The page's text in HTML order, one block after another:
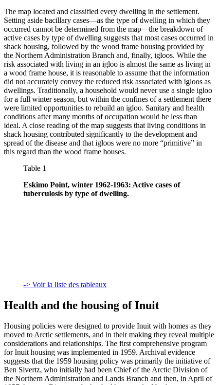
The map located and classified every dwelling in the settlement.
Setting aside bacillary cases—as the type of dwelling in which they
occurred cannot be determined from the map—the breakdown of
active cases by type of dwelling suggests that most cases occurred in
shack housing, followed by the wood frame housing provided by
the Northern Administration Branch and, finally, igloos. While the
risk associated with living in an igloo is almost the same as living in
a wood frame house, it is reasonable to assume that the information
did not accurately convey the reduced risk associated with igloos as
dwellings. Traditionally, a household would never use a single igloo
for a full winter season, but within the confines of a settlement there
were limited opportunities to rebuild an igloo. Sanitary and health
conditions after many months of occupation would be less than
ideal. A close reading of the map suggests that living conditions in
shack housing contributed significantly to the development and
spread of the disease and that igloos were no more “primitive” in
this regard than the wood frame houses.
Table 1
Eskimo Point, winter 1962-1963: Active cases of
tuberculosis by type of dwelling.
-> Voir la liste des tableaux
Health and the housing of Inuit
Housing policies were designed to provide Inuit with homes as they
moved to Arctic settlements, and in their making they reveal multiple
considerations and relationships. The first comprehensive program
for Inuit housing was implemented in 1959. Archival evidence
suggests that the 1959 housing policy was primarily the initiative of
Ben Sivertz, who initially had been Chief of the Arctic Division of
the Northern Administration and Lands Branch and then, in April of